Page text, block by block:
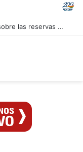
Trump ordena investigar la filtración sobre las reservas de municiones